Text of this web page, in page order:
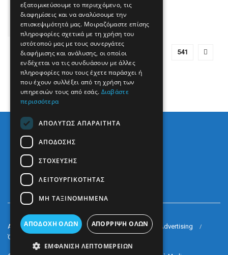
1 … 528 529 541
Arkè Media Group Radio Preveza 93
Arkè Advertising
Όροι και Προϋποθέσεις
εξατομικεύσουμε το περιεχόμενο, τις
διαφημίσεις και να αναλύσουμε την
επισκεψιμότητά μας. Μοιραζόμαστε επίσης
πληροφορίες σχετικά με τη χρήση του
ιστότοπού μας με τους συνεργάτες
διαφήμισης και ανάλυσης, οι οποίοι
ενδέχεται να τις συνδυάσουν με άλλες
πληροφορίες που τους έχετε παράσχει ή
που έχουν συλλέξει από τη χρήση των
υπηρεσιών τους από εσάς. Διαβάστε
περισσότερα
ΑΠΟΛΎΤΩΣ ΑΠΑΡΑΊΤΗΤΑ
ΑΠΌΔΟΣΗΣ
ΣΤΌΧΕΥΣΗΣ
ΛΕΙΤΟΥΡΓΙΚΌΤΗΤΑΣ
ΜΗ ΤΑΞΙΝΟΜΗΜΈΝΑ
ΑΠΟΔΟΧΉ ΌΛΩΝ ΑΠΌΡΡΙΨΗ ΌΛΩΝ
ΕΜΦΆΝΙΣΗ ΛΕΠΤΟΜΕΡΕΙΏΝ